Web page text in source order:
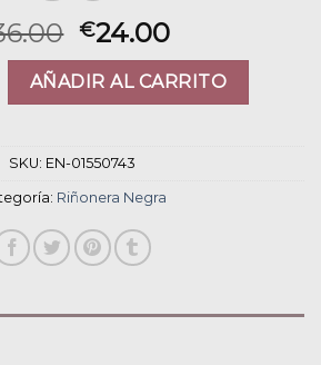
€24.00
cantidad
AÑADIR AL CARRITO
SKU: EN-01550743
Riñonera Negra